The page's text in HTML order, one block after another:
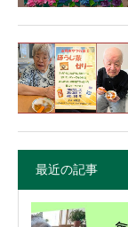
最近の記事